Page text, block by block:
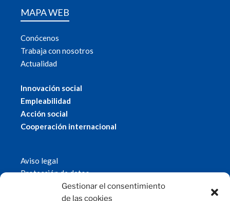
Gestionar el consentimiento
de las cookies
MAPA WEB
Conócenos
Trabaja con nosotros
Actualidad
Innovación social
Empleabilidad
Acción social
Cooperación internacional
Aviso legal
Protección de datos
Política de cookies
© 2019 Fundación Magtel.